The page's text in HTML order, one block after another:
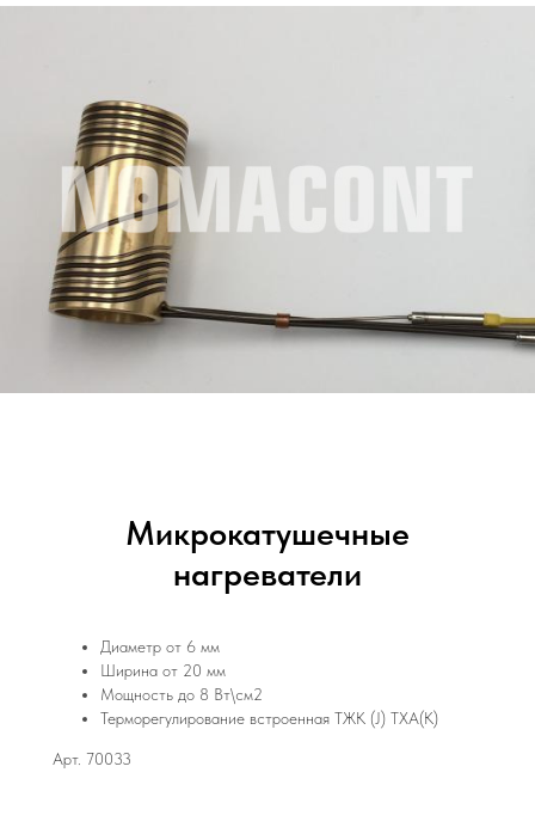
Микрокатушечные
нагреватели
Диаметр от 6 мм
Ширина от 20 мм
Мощность до 8 Вт\см2
Терморегулирование встроенная ТЖК (J) ТХА(К)
Арт. 70033